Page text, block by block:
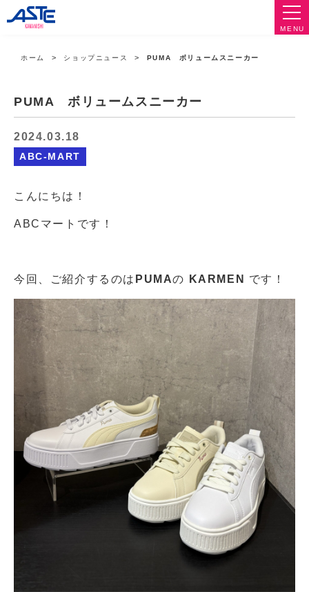
MENU
ホーム ショップニュース PUMA ボリュームスニーカー
PUMA ボリュームスニーカー
2024.03.18
ABC-MART
こんにちは！
ABCマートです！
今回、ご紹介するのは PUMAの KARMEN です！